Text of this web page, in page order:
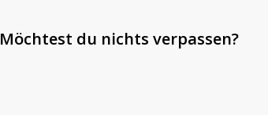
Möchtest du nichts verpassen?